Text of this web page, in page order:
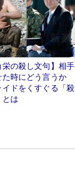
栄の殺し文句】相手
た時にどう言うか
ドをくすぐる「殺
とは